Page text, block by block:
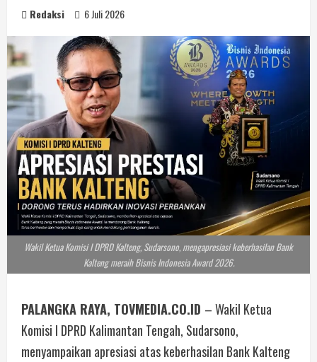
Redaksi 6 Juli 2026
Wakil Ketua Komisi I DPRD Kalteng, Sudarsono, mengapresiasi keberhasilan Bank
Kalteng meraih Bisnis Indonesia Award 2026.
PALANGKA RAYA, TOVMEDIA.CO.ID – Wakil Ketua
Komisi I DPRD Kalimantan Tengah, Sudarsono,
menyampaikan apresiasi atas keberhasilan Bank Kalteng